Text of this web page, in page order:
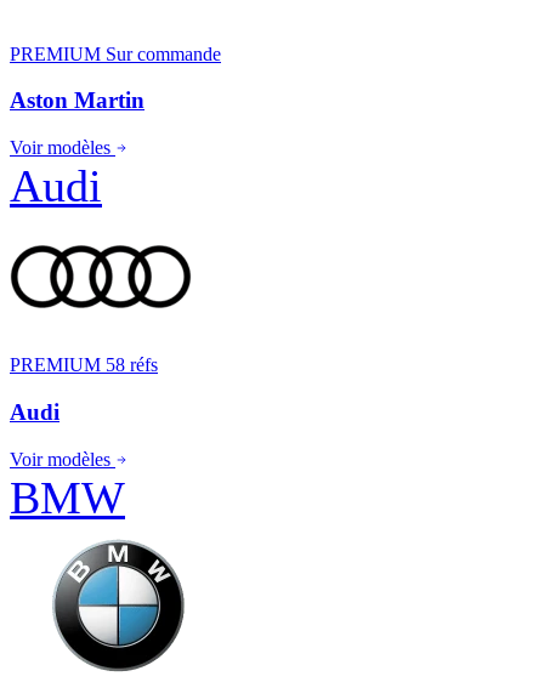
PREMIUM Sur commande
Aston Martin
Voir modèles
Audi
PREMIUM 58 réfs
Audi
Voir modèles
BMW